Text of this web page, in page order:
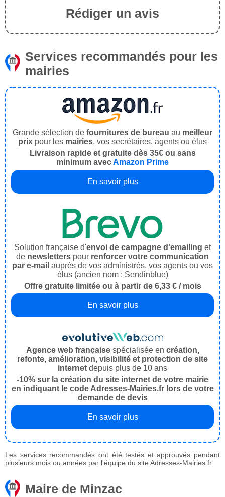
Rédiger un avis
Services recommandés pour les
mairies
Grande sélection de fournitures de bureau au meilleur
prix pour les mairies, vos secrétaires, agents ou élus
Livraison rapide et gratuite dès 35€ ou sans
minimum avecAmazon Prime
En savoir plus
Solution française d'envoi de campagne d'emailing et
de newsletters pour renforcer votre communication
par e-mail auprès de vos administrés, vos agents ou vos
élus (ancien nom : Sendinblue)
Offre gratuite limitée ou à partir de 6,33 € / mois
En savoir plus
Agence web françaisespécialisée en création,
refonte, amélioration, visibilité et protection de site
internet depuis plus de 10 ans
-10% sur la création du site internet de votre mairie
en indiquant le code Adresses-Mairies.fr lors de votre
demande de devis
En savoir plus
Les services recommandés ont été testés et approuvés pendant
plusieurs mois ou années par l'équipe du site Adresses-Mairies.fr.
Maire de Minzac